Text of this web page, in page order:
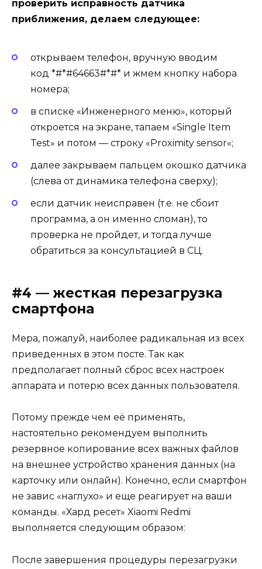
проверить исправность датчика
приближения, делаем следующее:
открываем телефон, вручную вводим
код *#*#64663#*#* и жмем кнопку набора
номера;
в списке «Инженерного меню», который
откроется на экране, тапаем «Single Item
Test» и потом — строку «Proximity sensor«;
далее закрываем пальцем окошко датчика
(слева от динамика телефона сверху);
если датчик неисправен (т.е. не сбоит
программа, а он именно сломан), то
проверка не пройдет, и тогда лучше
обратиться за консультацией в СЦ.
#4 — жесткая перезагрузка
смартфона
Мера, пожалуй, наиболее радикальная из всех
приведенных в этом посте. Так как
предполагает полный сброс всех настроек
аппарата и потерю всех данных пользователя.
Потому прежде чем её применять,
настоятельно рекомендуем выполнить
резервное копирование всех важных файлов
на внешнее устройство хранения данных (на
карточку или онлайн). Конечно, если смартфон
не завис «наглухо» и еще реагирует на ваши
команды. «Хард ресет» Xiaomi Redmi
выполняется следующим образом:
После завершения процедуры перезагрузки